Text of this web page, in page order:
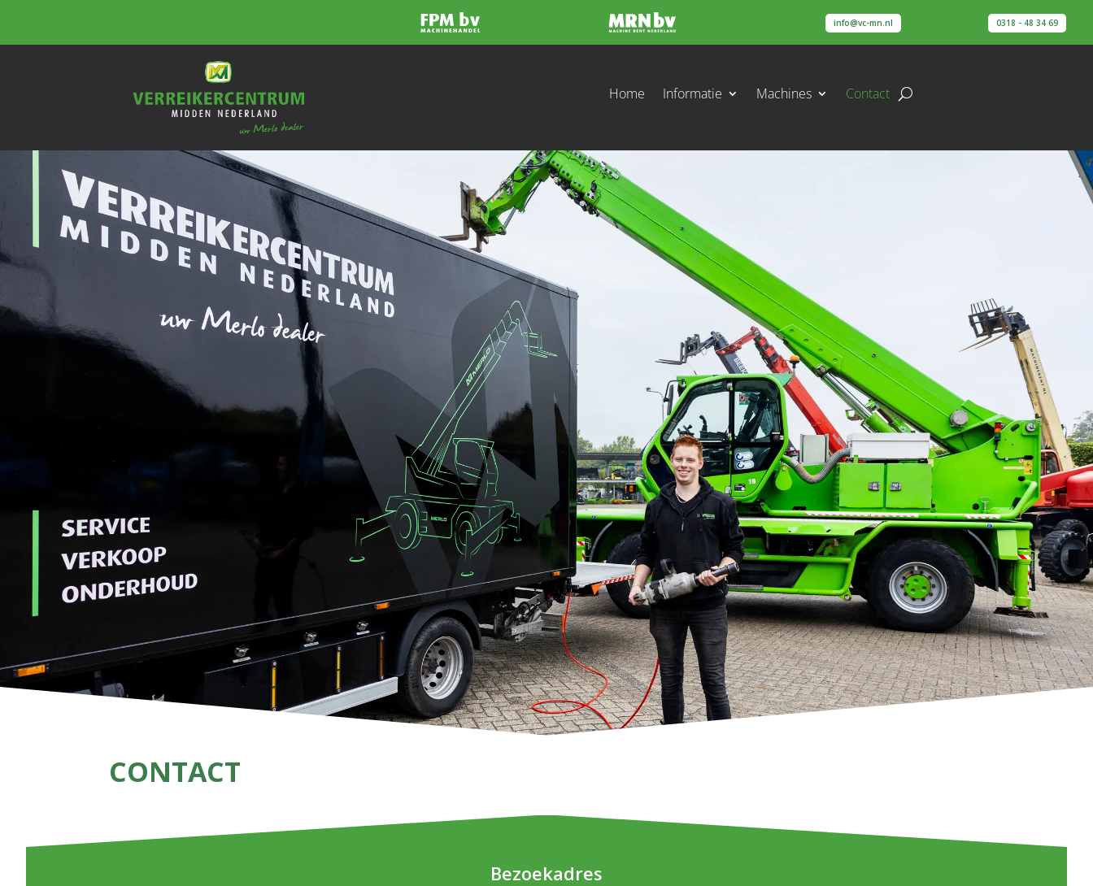
info@vc-mn.nl 0318 - 48 34 69
Home Informatie Machines Contact
CONTACT
Bezoekadres